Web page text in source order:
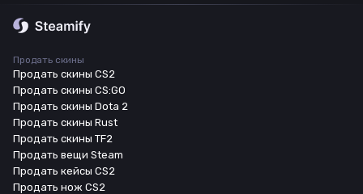
Продать скины
Продать скины CS2
Продать скины CS:GO
Продать скины Dota 2
Продать скины Rust
Продать скины TF2
Продать вещи Steam
Продать кейсы CS2
Продать нож CS2